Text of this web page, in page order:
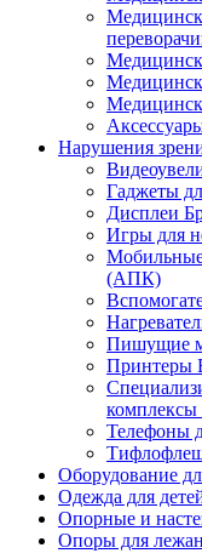
Нарушения
Гаджеты
Дисплеи
Игры для
(АПК)
Пишущие
Принтеры
Телефоны
Оборудование
Одежда для
Опорные и
Опоры для